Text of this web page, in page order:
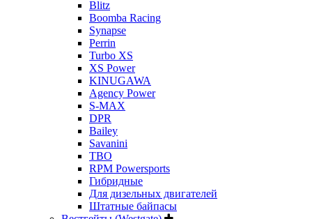
Blitz
Boomba Racing
Synapse
Perrin
Turbo XS
XS Power
KINUGAWA
Agency Power
S-MAX
DPR
Bailey
Savanini
TBO
RPM Powersports
Гибридные
Для дизельных двигателей
Штатные байпасы